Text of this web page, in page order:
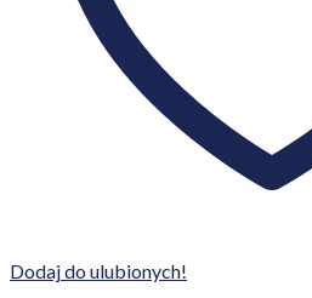
Dodaj do ulubionych!